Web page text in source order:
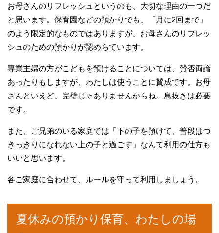
お母さんのリフレッシュというのも、大切な理由の一つだ
と思います。保育園などの預かりでも、「月に2回まで」
のよう限定的なものではありますが、お母さんのリフレッ
シュのための預かりが認めらています。
専業主婦の方がこどもを預けることについては、賛否両論
あったりもしますが、わたしは使うことに賛成です。お母
さんといえど、完璧じゃありませんからね。息抜きは必要
です。
また、ご兄弟のいる家庭では「下の子を預けて、普段はつ
きっきりになれない上の子と過ごす」なんて利用の仕方も
いいと思います。
各ご家庭に合わせて、ルールを守って利用しましょう。
夏休みの預かり保育、わたしの場